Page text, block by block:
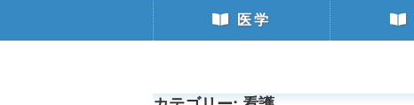
医学